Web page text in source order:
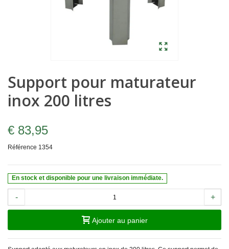
Support pour maturateur
inox 200 litres
€ 83,95
Référence 1354
En stock et disponible pour une livraison immédiate.
- +
Ajouter au panier